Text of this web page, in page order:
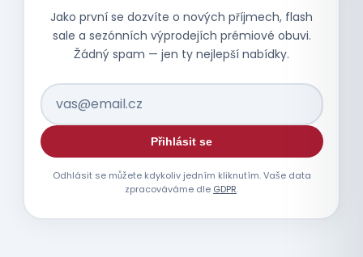
Jako první se dozvíte o nových příjmech, flash
sale a sezónních výprodejích prémiové obuvi.
Žádný spam — jen ty nejlepší nabídky.
Přihlásit se
Odhlásit se můžete kdykoliv jedním kliknutím. Vaše data
zpracováváme dle GDPR.